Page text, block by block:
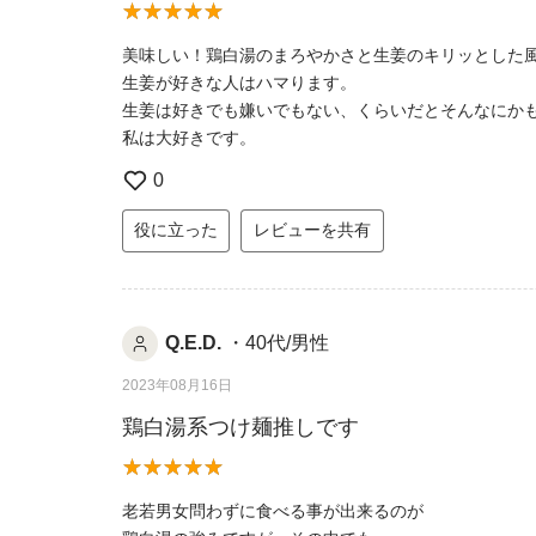
美味しい！鶏白湯のまろやかさと生姜のキリッとした
生姜が好きな人はハマります。
生姜は好きでも嫌いでもない、くらいだとそんなにかも
私は大好きです。
0
役に立った レビューを共有
Q.E.D. ・40代/男性
2023年08月16日
鶏白湯系つけ麺推しです
老若男女問わずに食べる事が出来るのが